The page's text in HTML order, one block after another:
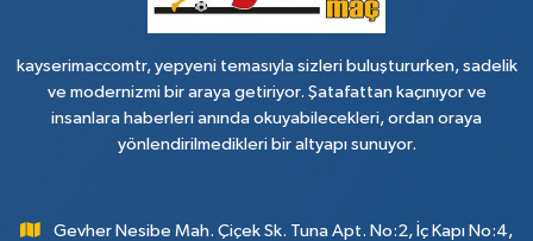
kayserimaccomtr, yepyeni temasıyla sizleri buluştururken, sadelik
ve modernizmi bir araya getiriyor. Şatafattan kaçınıyor ve
insanlara haberleri anında okuyabilecekleri, ordan oraya
yönlendirilmedikleri bir altyapı sunuyor.
Gevher Nesibe Mah. Çiçek Sk. Tuna Apt. No:2, İç Kapı No:4,